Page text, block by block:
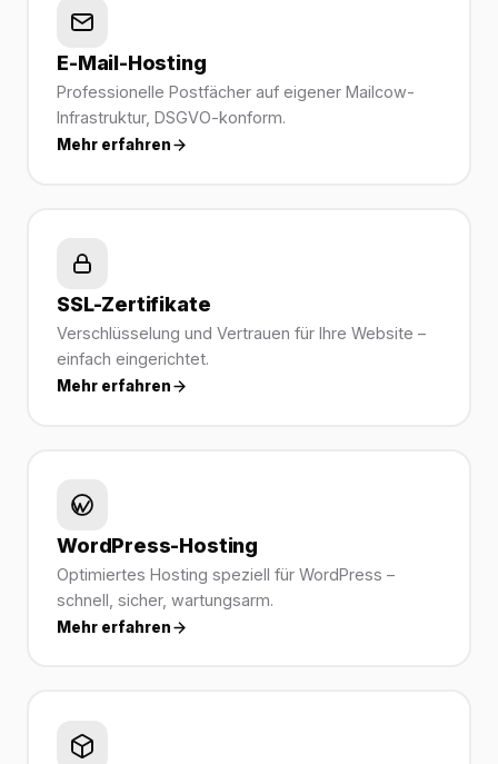
E-Mail-Hosting
Professionelle Postfächer auf eigener Mailcow-
Infrastruktur, DSGVO-konform.
Mehr erfahren
SSL-Zertifikate
Verschlüsselung und Vertrauen für Ihre Website –
einfach eingerichtet.
Mehr erfahren
WordPress-Hosting
Optimiertes Hosting speziell für WordPress –
schnell, sicher, wartungsarm.
Mehr erfahren